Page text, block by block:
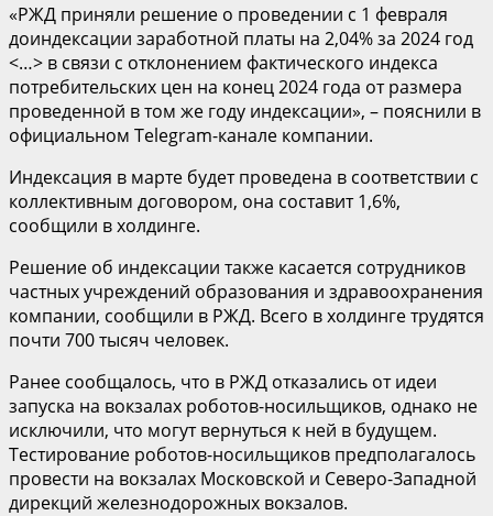
«РЖД приняли решение о проведении с 1 февраля
доиндексации заработной платы на 2,04% за 2024 год
<…> в связи с отклонением фактического индекса
потребительских цен на конец 2024 года от размера
проведенной в том же году индексации», – пояснили в
официальном Telegram-канале компании.
Индексация в марте будет проведена в соответствии с
коллективным договором, она составит 1,6%,
сообщили в холдинге.
Решение об индексации также касается сотрудников
частных учреждений образования и здравоохранения
компании, сообщили в РЖД. Всего в холдинге трудятся
почти 700 тысяч человек.
Ранее сообщалось, что в РЖД отказались от идеи
запуска на вокзалах роботов-носильщиков, однако не
исключили, что могут вернуться к ней в будущем.
Тестирование роботов-носильщиков предполагалось
провести на вокзалах Московской и Северо-Западной
дирекций железнодорожных вокзалов.